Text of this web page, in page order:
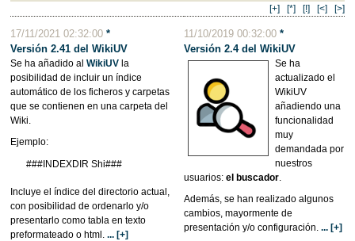
[+]
[*] [!] [<] [>]
17/11/2021 02:32:00 *
Versión 2.41 del WikiUV
Se ha añadido al WikiUVla
posibilidad de incluir un índice
automático de los ficheros y carpetas
que se contienen en una carpeta del
Wiki.
Ejemplo:
###INDEXDIR Shi###
Incluye el índice del directorio actual,
con posibilidad de ordenarlo y/o
presentarlo como tabla en texto
preformateado o html. ... [+]
11/10/2019 00:32:00*
Versión 2.4 del WikiUV
Se ha
actualizado el
WikiUV
añadiendo una
funcionalidad
muy
demandada por
nuestros
usuarios:el buscador
Además, se han realizado algunos
cambios, mayormente de
presentación y/o configuración.... [+]